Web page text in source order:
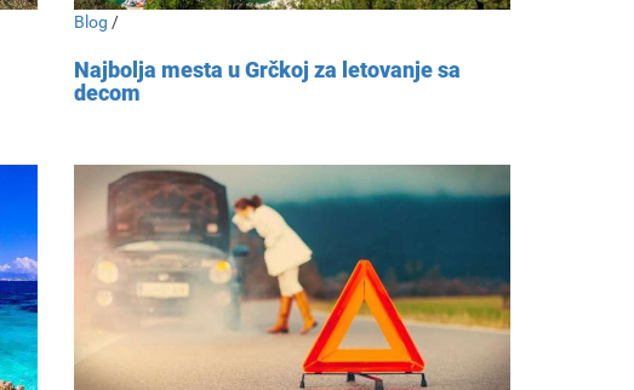
Blog /
Najbolja mesta u Grčkoj za letovanje sa
decom